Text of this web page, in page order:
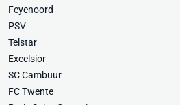
Feyenoord
PSV
Telstar
Excelsior
SC Cambuur
FC Twente